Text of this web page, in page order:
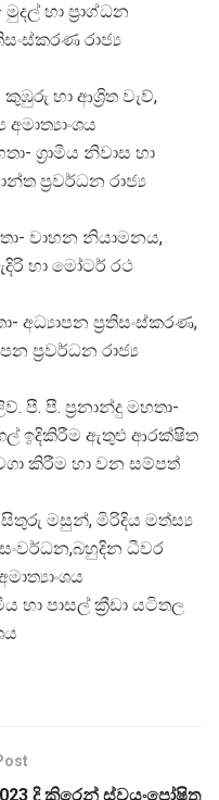
හා ප්‍රාග්ධන
රාජ්‍ය
හා ආශ්‍රිත වැව්,
ග්‍රාමීය නිවාස හා
ප්‍රවර්ධන රාජ්‍ය
වාහන නියාමනය,
හා මෝටර් රථ
අධ්‍යාපන ප්‍රතිසංස්කරණ,
ප්‍රවර්ධන රාජ්‍ය
පී. පී. ප්‍රනාන්දු මහතා-
ඉදිකිරීම ඇතුළු ආරක්ෂිත
කිරීම හා වන සම්පත්
මසුන්, මිරිදිය මත්ස්‍ය
ධීවර
හා පාසල් ක්‍රීඩා යටිතල
දි කිරෙන් ස්වයංපෝෂිත